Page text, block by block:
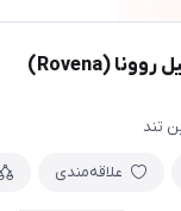
ادکلن شیسیدو زن سکرت بلوم زنانه 100 میل روونا (Rovena)
تند
علاقه‌مندی